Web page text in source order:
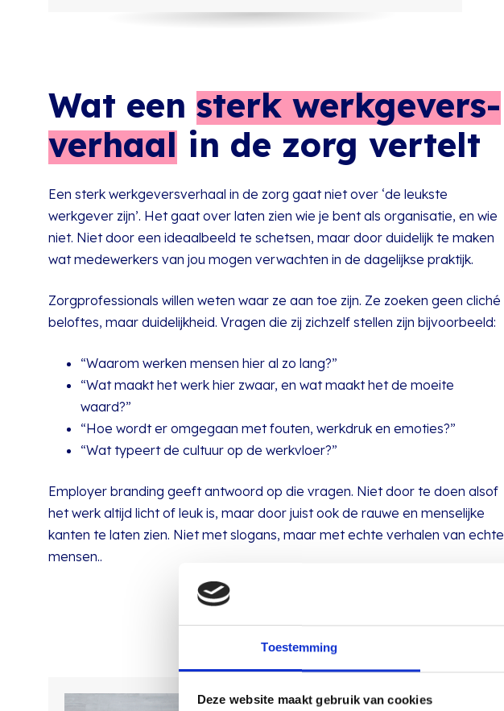
Toestemming
Deze website maakt gebruik van cookies
Wat een sterk werkgevers-
verhaalin de zorg vertelt
Een sterk werkgeversverhaal in de zorg gaat niet over ‘de leukste
werkgever zijn’. Het gaat over laten zien wie je bent als organisatie, en wie
niet. Niet door een ideaalbeeld te schetsen, maar door duidelijk te maken
wat medewerkers van jou mogen verwachten in de dagelijkse praktijk.
Zorgprofessionals willen weten waar ze aan toe zijn. Ze zoeken geen cliché
beloftes, maar duidelijkheid. Vragen die zij zichzelf stellen zijn bijvoorbeeld:
“Waarom werken mensen hier al zo lang?”
“Wat maakt het werk hier zwaar, en wat maakt het de moeite
waard?”
“Hoe wordt er omgegaan met fouten, werkdruk en emoties?”
“Wat typeert de cultuur op de werkvloer?”
Employer branding geeft antwoord op die vragen. Niet door te doen alsof
het werk altijd licht of leuk is, maar door juist ook de rauwe en menselijke
kanten te laten zien. Niet met slogans, maar met echte verhalen van echte
mensen..